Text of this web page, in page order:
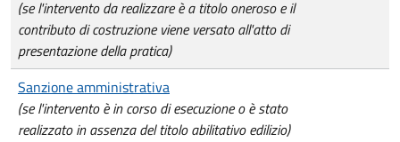
(se l'intervento da realizzare è a titolo oneroso e il
contributo di costruzione viene versato all'atto di
presentazione della pratica)
Sanzione amministrativa
(se l'intervento è in corso di esecuzione o è stato
realizzato in assenza del titolo abilitativo edilizio)